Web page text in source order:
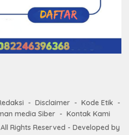
Disclaimer
Kode Etik
media Siber
Kontak Kami
All Rights Reserved - Developed by